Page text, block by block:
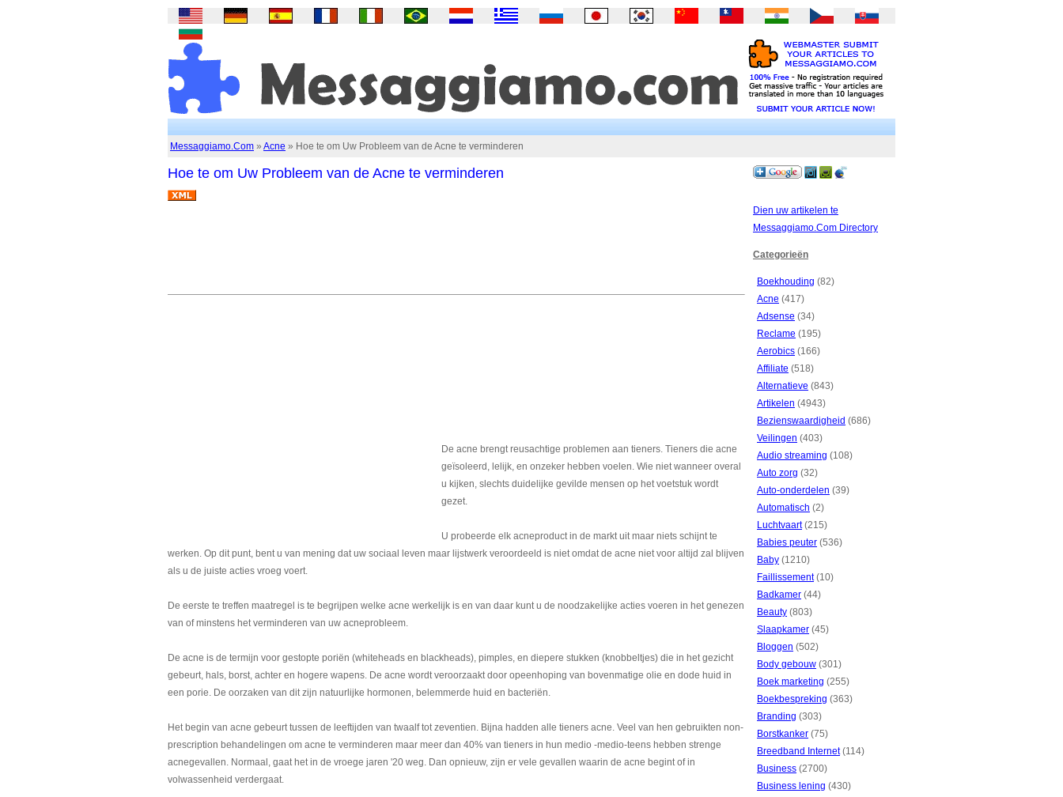
Messaggiamo.Com » Acne » Hoe te om Uw Probleem van de Acne te verminderen
Hoe te om Uw Probleem van de Acne te verminderen
De acne brengt reusachtige problemen aan tieners. Tieners die acne
geïsoleerd, lelijk, en onzeker hebben voelen. Wie niet wanneer overal
u kijken, slechts duidelijke gevilde mensen op het voetstuk wordt
gezet.
U probeerde elk acneproduct in de markt uit maar niets schijnt te
werken. Op dit punt, bent u van mening dat uw sociaal leven maar lijstwerk veroordeeld is niet omdat de acne niet voor altijd zal blijven
als u de juiste acties vroeg voert.
De eerste te treffen maatregel is te begrijpen welke acne werkelijk is en van daar kunt u de noodzakelijke acties voeren in het genezen
van of minstens het verminderen van uw acneprobleem.
De acne is de termijn voor gestopte poriën (whiteheads en blackheads), pimples, en diepere stukken (knobbeltjes) die in het gezicht
gebeurt, hals, borst, achter en hogere wapens. De acne wordt veroorzaakt door opeenhoping van bovenmatige olie en dode huid in
een porie. De oorzaken van dit zijn natuurlijke hormonen, belemmerde huid en bacteriën.
Het begin van acne gebeurt tussen de leeftijden van twaalf tot zeventien. Bijna hadden alle tieners acne. Veel van hen gebruikten non-
prescription behandelingen om acne te verminderen maar meer dan 40% van tieners in hun medio -medio-teens hebben strenge
acnegevallen. Normaal, gaat het in de vroege jaren '20 weg. Dan opnieuw, zijn er vele gevallen waarin de acne begint of in
volwassenheid verdergaat.
Dien uw artikelen te
Messaggiamo.Com Directory
Categorieën
Boekhouding (82)
Acne (417)
Adsense (34)
Reclame (195)
Aerobics (166)
Affiliate (518)
Alternatieve (843)
Artikelen (4943)
Bezienswaardigheid (686)
Veilingen (403)
Audio streaming (108)
Auto zorg (32)
Auto-onderdelen (39)
Automatisch (2)
Luchtvaart(215)
Babies peuter (536)
Baby (1210)
Faillissement(10)
Badkamer (44)
Beauty (803)
Slaapkamer (45)
Bloggen (502)
Body gebouw (301)
Boek marketing (255)
Boekbespreking (363)
Branding (303)
Borstkanker (75)
Breedband Internet(114)
Business (2700)
Business lening (430)